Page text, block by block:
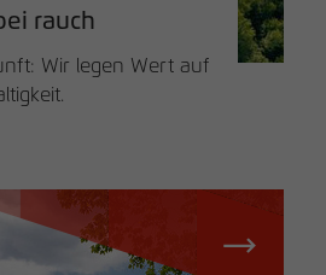
rauch
Wir legen Wert auf